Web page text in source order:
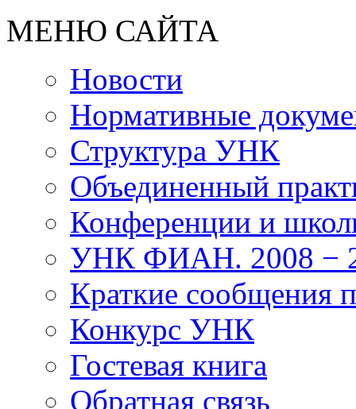
МЕНЮ САЙТА
Новости
Нормативные
Структура УНК
Объединенный
Конференции и
УНК ФИАН. 2008 −
Краткие
Конкурс УНК
Гостевая книга
Обратная связь